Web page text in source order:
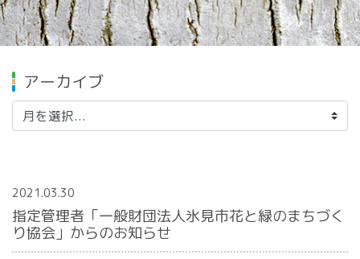
2021.03.30
指定管理者「一般財団法人氷見市花と緑のまちづく
り協会」からのお知らせ
アーカイブ